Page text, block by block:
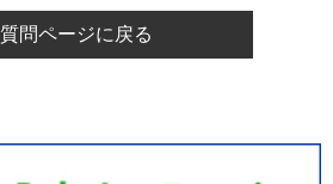
質問ページに戻る